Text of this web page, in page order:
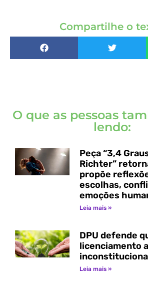
Compartilhe o
O que as pessoas
lendo:
Peça “3,4
Richter”
propõe
escolhas,
emoções
Leia mais »
DPU defende
licenciamento
Leia mais »